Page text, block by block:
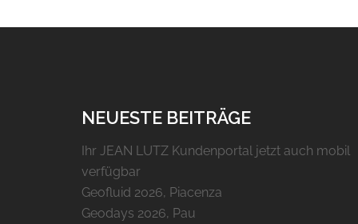
NEUESTE BEITRÄGE
Ihr JEAN LUTZ Kundenportal jetzt auch mobil
verfügbar
Geofluid 2026, Piacenza
Geodays 2026, Pau